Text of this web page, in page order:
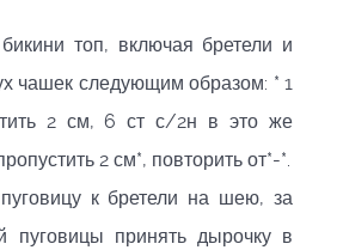
топ, включая бретели и
чашек следующим образом: * 1
2 см, 6 ст с/2н в это же
2 см*, повторить от*-*.
к бретели на шею, за
пуговицы принять дырочку в